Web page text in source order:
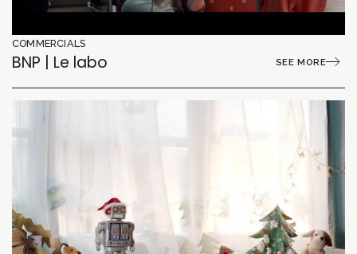
COMMERCIALS
BNP | Le labo SEE MORE